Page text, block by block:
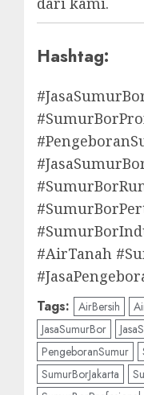
Hashtag:
#AirTanah
Tags: AirBersih
JasaSumurBor
PengeboranSumur
SumurBorJakarta